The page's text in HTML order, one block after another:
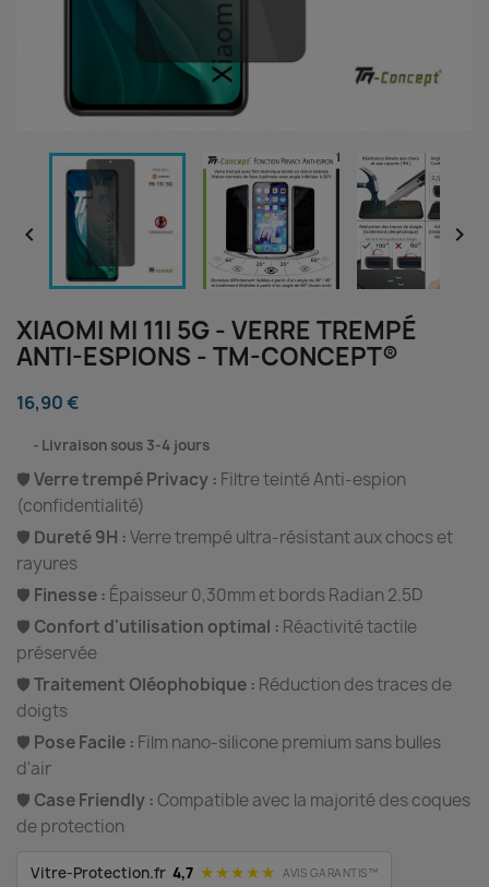
 
XIAOMI MI 11I 5G - VERRE TREMPÉ
ANTI-ESPIONS - TM-CONCEPT®
16,90 €
Livraison sous 3-4 jours
🛡️Verre trempé Privacy : Filtre teinté Anti-espion
(confidentialité)
🛡️ Dureté 9H :Verre trempé ultra-résistant aux chocs et
rayures
🛡️ Finesse : Épaisseur 0,30mm et bords Radian 2.5D
🛡️ Confort d'utilisation optimal : Réactivité tactile
préservée
🛡️Traitement Oléophobique : Réduction des traces de
doigts
🛡️ Pose Facile : Film nano-silicone premium sans bulles
d'air
🛡️ Case Friendly : Compatible avec la majorité des coques
de protection
Vitre-Protection.fr 4,7 ★★★★★ AVIS GARANTIS™